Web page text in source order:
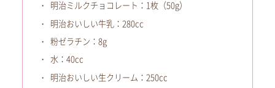
明治ミルクチョコレート：1枚（50g）
明治おいしい牛乳：280cc
粉ゼラチン：8g
水：40cc
明治おいしい生クリーム：250cc